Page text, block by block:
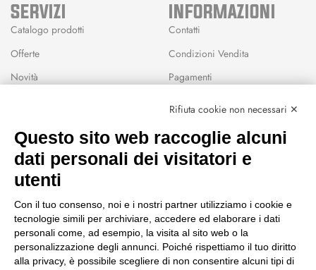
SERVIZI
Catalogo prodotti
Offerte
Novità
Wishlist
INFORMAZIONI
Contatti
Condizioni Vendita
Pagamenti
CEP GREEN
Fanano (MO)
059 8676485
349 9202419
388 8659473
info@cepgreen.com
Rifiuta cookie non necessari ✕
Questo sito web raccoglie alcuni
dati personali dei visitatori e
utenti
Con il tuo consenso, noi e i nostri partner utilizziamo i cookie e
tecnologie simili per archiviare, accedere ed elaborare i dati
personali come, ad esempio, la visita al sito web o la
personalizzazione degli annunci. Poiché rispettiamo il tuo diritto
alla privacy, è possibile scegliere di non consentire alcuni tipi di